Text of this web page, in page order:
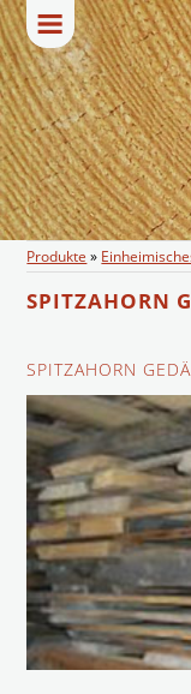
Produkte »
SPITZAHORN
SPITZAHORN